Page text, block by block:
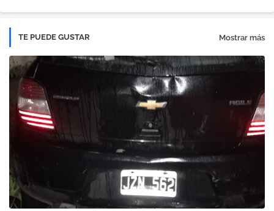
TE PUEDE GUSTAR Mostrar más